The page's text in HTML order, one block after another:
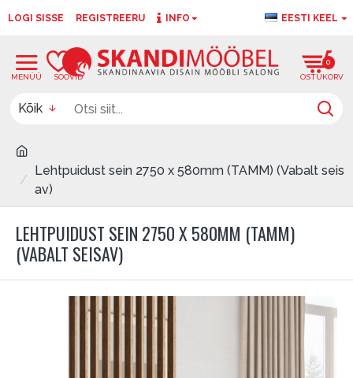
LOGI SISSE REGISTREERU INFO EESTI KEEL
0
Kõik
Lehtpuidust sein 2750 x 580mm (TAMM) (Vabalt seis
av)
LEHTPUIDUST SEIN 2750 X 580MM (TAMM)
(VABALT SEISAV)